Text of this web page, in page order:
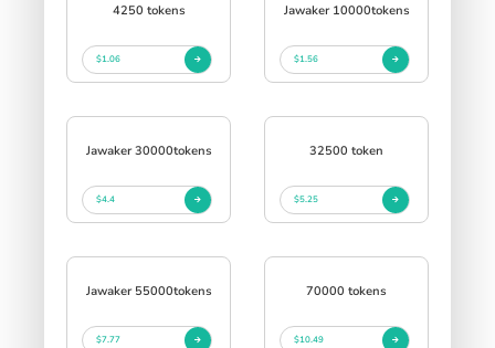
4250 tokens
$1.06
Jawaker 10000tokens
$1.56
Jawaker 30000tokens
$4.4
32500 token
$5.25
Jawaker 55000tokens
$7.77
70000 tokens
$10.49